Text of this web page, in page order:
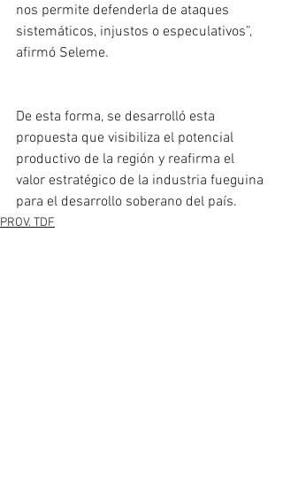
nos permite defenderla de ataques
sistemáticos, injustos o especulativos”,
afirmó Seleme.
De esta forma, se desarrolló esta
propuesta que visibiliza el potencial
productivo de la región y reafirma el
valor estratégico de la industria fueguina
para el desarrollo soberano del país.
PROV. TDF